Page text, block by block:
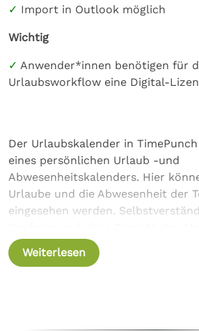
Import in Outlook möglich
Wichtig
Anwender*innen benötigen für
Urlaubsworkflow eine Digital-
Der Urlaubskalender in
eines persönlichen Urlaub -und
Abwesenheitskalenders. Hier
Urlaube und die Abwesenheit der
eingesehen werden.
Das gleiche gilt für den
Weiterlesen